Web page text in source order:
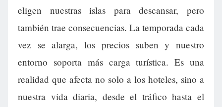
eligen nuestras islas para descansar, pero
también trae consecuencias. La temporada cada
vez se alarga, los precios suben y nuestro
entorno soporta más carga turística. Es una
realidad que afecta no solo a los hoteles, sino a
nuestra vida diaria, desde el tráfico hasta el